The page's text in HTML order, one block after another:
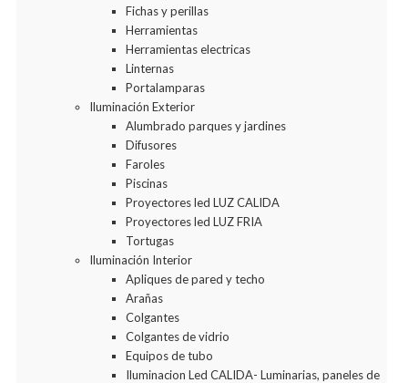
Fichas y perillas
Herramientas
Herramientas electricas
Linternas
Portalamparas
Iluminación Exterior
Alumbrado parques y jardines
Difusores
Faroles
Piscinas
Proyectores led LUZ CALIDA
Proyectores led LUZ FRIA
Tortugas
Iluminación Interior
Apliques de pared y techo
Arañas
Colgantes
Colgantes de vidrio
Equipos de tubo
Iluminacion Led CALIDA- Luminarias, paneles de